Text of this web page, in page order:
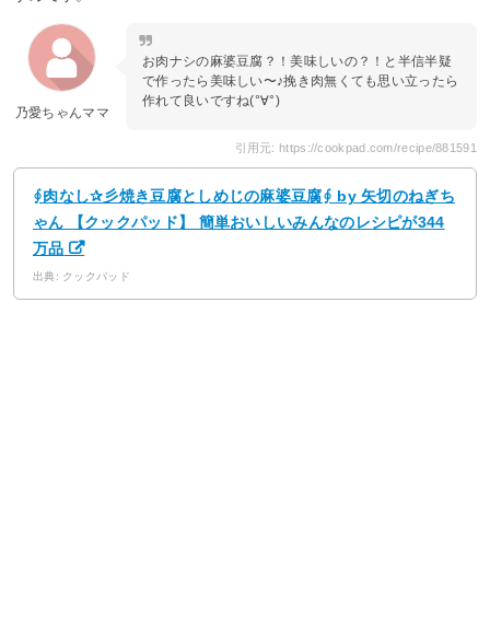
乃愛ちゃんママ
お肉ナシの麻婆豆腐？！美味しいの？！と半信半疑
で作ったら美味しい〜♪挽き肉無くても思い立ったら
作れて良いですね(°∀°)
引用元: https://cookpad.com/recipe/881591
∮肉なし✰彡焼き豆腐としめじの麻婆豆腐∮ by 矢切のねぎち
ゃん 【クックパッド】 簡単おいしいみんなのレシピが344
万品
出典: クックパッド